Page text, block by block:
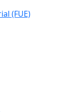
(FUE)